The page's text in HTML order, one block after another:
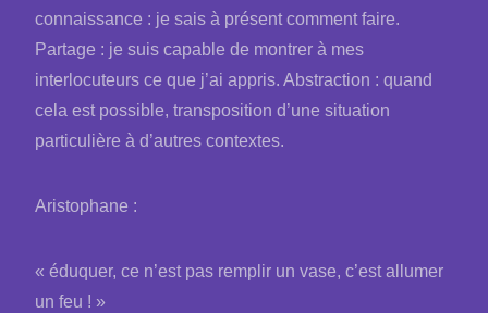
connaissance : je sais à présent comment faire.
Partage : je suis capable de montrer à mes
interlocuteurs ce que j’ai appris. Abstraction : quand
cela est possible, transposition d’une situation
particulière à d’autres contextes.
Aristophane :
« éduquer, ce n’est pas remplir un vase, c’est allumer
un feu ! »